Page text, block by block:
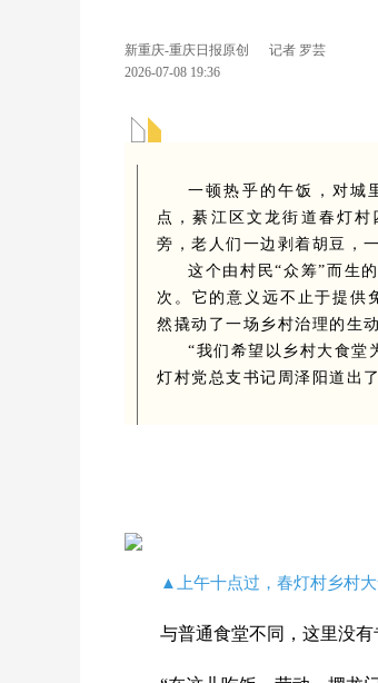
新重庆-重庆日报原创
记者 罗芸
2026-07-08 19:36
一顿热乎的午饭，对城
点，綦江区文龙街道春灯
旁，老人们一边剥着胡豆，
这个由村民“众筹”而生
次。它的意义远不止于提供
然撬动了一场乡村治理的生动
“我们希望以乡村大食堂
灯村党总支书记周泽阳道出
▲上午十点过，春灯村乡村
与普通食堂不同，这里没